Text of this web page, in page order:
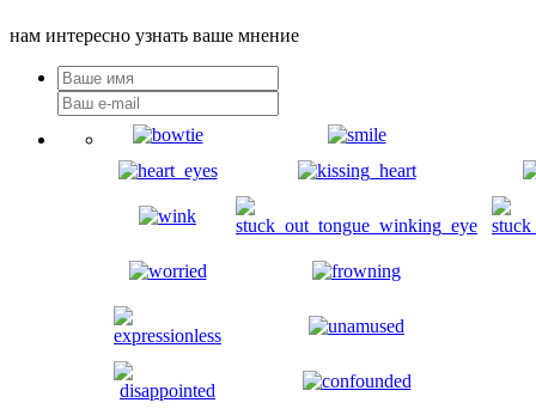
нам интересно узнать ваше мнение